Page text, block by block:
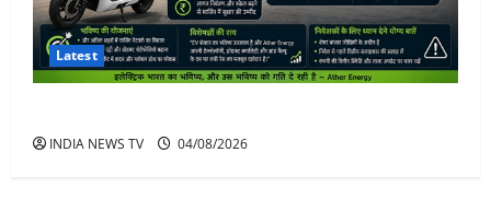
Latest
INDIA NEWS TV 04/08/2026